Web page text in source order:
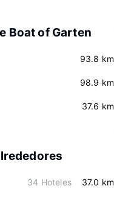
Boat of Garten
93.8 km
98.9 km
37.6 km
34 Hoteles 37.0 km